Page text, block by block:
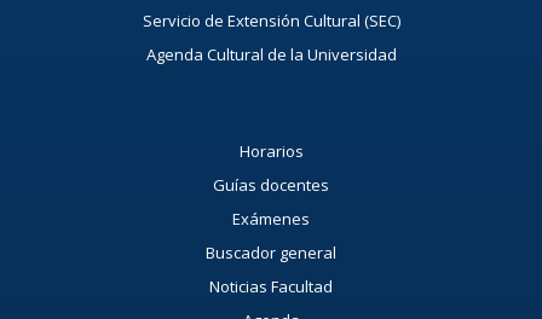
Servicio de Extensión Cultural (SEC)
Agenda Cultural de la Universidad
Horarios
Guías docentes
Exámenes
Buscador general
Noticias Facultad